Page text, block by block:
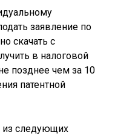
заявление по
скачать с
в налоговой
позднее чем за 10
патентной
из следующих